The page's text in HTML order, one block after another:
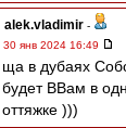
alek.vladimir -
30 янв 2024 16:49
ща в дубаях
будет ВВам в
оттяжке )))